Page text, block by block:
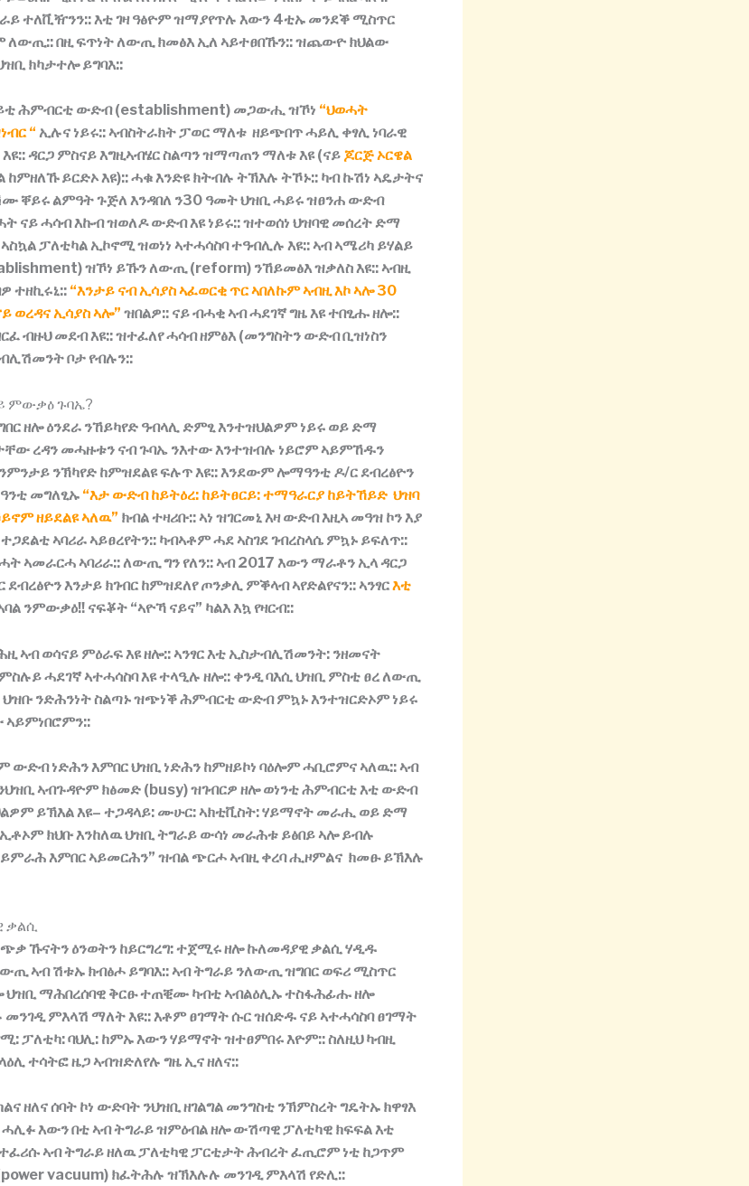
ተለቪዥንን::እቲገዛ ዓፅዮምዝማያየጥሉ እውን 4ቲኡ መንደቕ ሚስጥር
ለውጢ::በዚፍጥነትለውጢ ክመፅእ ኢለ ኣይተፀበኹን::ዝጨውዮ ክህልው
ክካታተሎ ይግባእ::
ሕምብርቲ ውድብ(establishment) መጋውሒዝኾነ “ህወሓት
“ ኢሉና ነይሩ::ኣብስትራክትፓወር ማለቱ ዘይጭበጥሓይሊ ቀፃሊ ነባራዊ
እዩ::ዳርጋ ምስናይእግዚኣብሄርስልጣንዝማጣጠን ማለቱእዩ(ናይ ጆርጅ ኦርዌል
ከምዘለኹ ይርድኦእዩ)::ሓቁእንድዩ ክትብሉ ትኽእሉ ትኾኑ:: ካብ ኩሽነ ኣዴታትና
ቐይሩልምዓትጉጅለእንዳበለ ን30 ዓመትህዝቢሓይሩዝፀንሐ ውድብ
ናይሓሳብእኩብዝወለዶ ውድብእዩ ነይሩ::ዝተወሰነ ህዝባዊ መሰረትድማ
ኣስኳልፓለቲካል ኢኮኖሚዝወነነ ኣተሓሳስባተዓብሊሉ እዩ::ኣብኣሜሪካ ይሃልይ
ዝኾነ ይኹንለውጢ(reform) ንኸይመፅእዝቃለስእዩ::ኣብዚ
ተዘኪሩኒ:: “እንታይ ናብ ኢሳያስ ኣፈወርቂ ጥር ኣበለኩም ኣብዚ እኮ ኣሎ 30
ወረዳና ኢሳያስ ኣሎ” ዝበልዎ:: ናይብሓቂኣብሓደገኛግዜእዩተበፂሑዘሎ::
ብዙህ መደብእዩ::ዝተፈለየሓሳብዘምፅእ(መንግስትን ውድብቢዝነስን
ቦታየብሉን::
ምውቃዕ ጉባኤ?
ዘሎ ዕንደራ ንኸይካየድ ዓብላሊድምፂእንተዝህልዎም ነይሩ ወይድማ
ረዳን መሓዙቱን ናብጉባኤ ንእተውእንተዝብሉ ነይሮምኣይምኸዱን
ንምንታይ ንኽካየድ ከምዝደልዩፍሉጥእዩ::እንደውምሎማዓንቲ ዶ/ርደብረፅዮን
መግለፂኡ “እታ ውድብ ከይትዕረ: ከይትፀርይ: ተማዓራርያ ከይትኸይድ ህዝባ
ዘይደልዩ ኣለዉ” ክብልተዛሪቡ::ኣነ ዝገርመኒእዛ ውድብእዚኣ መዓዝ ኮንእያ
ተጋደልቲኣባሪራኣይፀረየትን:: ካብኣቶምሓደኣስገደገብረስላሴ ምኳኑ ይፍለጥ::
ኣመራርሓኣባሪራ::ለውጢግንየለን::ኣብ2017 እውን ማራቶን ኢላዳርጋ
ደብረፅዮንእንታይ ክገብር ከምዝደለየ ጦንቃሊ ምቕላብኣየድልየናን::ኣንፃርእቲ
ንምውቃዕ!! ናፍቖት “ኣዮኻ ናይና” ካልእእኳየዛርብ::
ኣብ ወሳናይ ምዕራፍእዩዘሎ::ኣንፃርእቲ ኢስታብሊሽመንት: ንዘመናት
ምስሉይሓደገኛኣተሓሳስባእዩተላዒሉ ዘሎ:: ቀንዲባእሲህዝቢ ምስቲ ፀረለውጢ
ህዝቡ ንድሕንነትስልጣኑዝጭነቕሕምብርቲ ውድብ ምኳኑእንተዝርድኦም ነይሩ
ኣይምነበሮምን::
ውድብ ነድሕንእምበርህዝቢ ነድሕን ከምዘይኮነ ባዕሎምሓቢሮምናኣለዉ::ኣብ
ኣብጉዳዮም ክፅመድ (busy)ዝገብርዎ ዘሎ ወነንቲሕምብርቲእቲ ውድብ
ይኽእልእዩ– ተጋዳላይ: ሙሁር:ኣክቲቪስት:ሃይማኖት መራሒ ወይድማ
ክህቡእንከለዉህዝቢትግራይ ውሳነ መራሕቱ ይፅበይኣሎ ይብሉ
ይምራሕእምበርኣይመርሕን” ዝብል ጭርሖኣብዚ ቀረባሒዞምልና ክመፁ ይኽእሉ
ቃልሲ
ጭቃኹናትን ዕንወትን ከይርግረግ:ተጀሚሩዘሎ ኩለመዳያዊቃልሲሃዲዱ
ኣብ ሽቱኡ ክብፅሖ ይግባእ::ኣብትግራይ ንለውጢዝግበር ወፍሪ ሚስጥር
ህዝቢ ማሕበረሰባዊ ቅርፁተጠቒሙ ካብቲኣብልዕሊኡተስፋሕፊሑዘሎ
መንገዲ ምእላሽ ማለትእዩ::እቶም ፀገማትሱርዝሰድዱ ናይኣተሓሳስባ ፀገማት
:ፓለቲካ:ባህሊ: ከምኡእውንሃይማኖትዝተፀምበሩእዮም::ስለዚህ ካብዚ
ተሳትፎዜጋኣብዝድለየሉ ግዜ ኢናዘለና::
ሰባት ኮነ ውድባት ንህዝቢ ዘገልግል መንግስቲ ንኽምስረት ግዴትኡ ክዋፃእ
እውን በቲ ኣብ ትግራይ ዝምዕብል ዘሎ ውሽጣዊ ፓለቲካዊ ክፍፍል እቲ
ኣብ ትግራይ ዘለዉ ፓለቲካዊ ፓርቲታት ሕብረት ፈጢሮም ነቲ ከጋጥም
vacuum) ክፈትሕሉ ዝኽእሉሉ መንገዲ ምእላሽ የድሊ::